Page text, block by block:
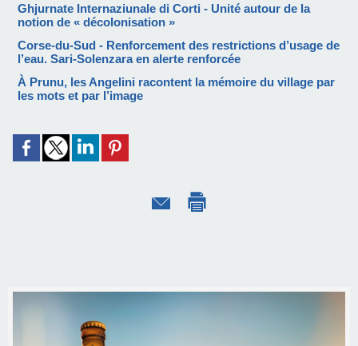
Ghjurnate Internaziunale di Corti - Unité autour de la
notion de « décolonisation »
Corse-du-Sud - Renforcement des restrictions d’usage de
l’eau. Sari-Solenzara en alerte renforcée
À Prunu, les Angelini racontent la mémoire du village par
les mots et par l’image